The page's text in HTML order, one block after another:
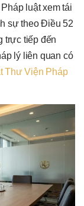
luật xem tái
sự theo Điều 52
trực tiếp đến
lý liên quan có
Thư Viện Pháp